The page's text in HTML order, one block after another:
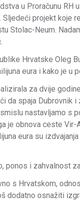
u Proračunu RH
projekt koje
Stolac-Neum.
Hrvatske Oleg
eura i kako je u
za dvije
da spaja Dubrovnik
nastavljamo s
je obnova ceste Vir-
eura su
ponos i zahvalnost
s Hrvatskom,
dodatno osnažiti